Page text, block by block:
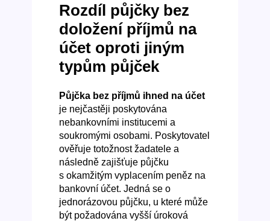
Rozdíl půjčky bez
doložení příjmů na
účet oproti jiným
typům půjček
Půjčka bez příjmů ihned na účet
je nejčastěji poskytována
nebankovními institucemi a
soukromými osobami. Poskytovatel
ověřuje totožnost žadatele a
následně zajišťuje půjčku
s okamžitým vyplacením peněz na
bankovní účet. Jedná se o
jednorázovou půjčku, u které může
být požadována vyšší úroková